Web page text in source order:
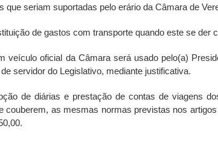
que seriam suportadas pelo erário da Câmara de
de gastos com transporte quando este se der
veículo oficial da Câmara será usado pelo(a)
servidor do Legislativo, mediante justificativa.
de diárias e prestação de contas de viagens
couberem, as mesmas normas previstas nos